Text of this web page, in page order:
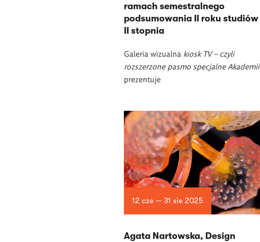
ramach semestralnego
podsumowania II roku studiów
II stopnia
Galeria wizualna kiosk TV– czyli
rozszerzone pasmo specjalne Akademii
prezentuje
12 cze — 31 sie 2025
Agata Nartowska, Design